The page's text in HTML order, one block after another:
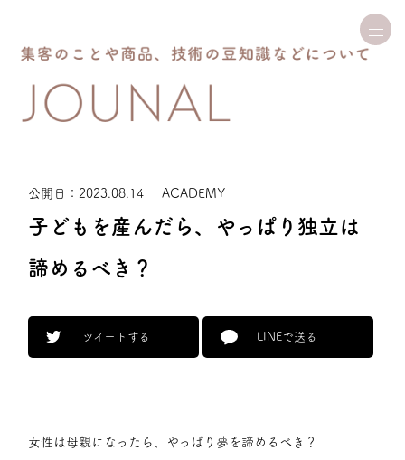
公開日：2023.08.14 ACADEMY
子どもを産んだら、やっぱり独立は
諦めるべき？
ツイートする LINEで送る
女性は母親になったら、やっぱり夢を諦めるべき？